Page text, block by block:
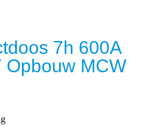
7h 600A
Opbouw MCW